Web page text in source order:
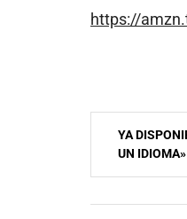
https://
entradas
YA
UN